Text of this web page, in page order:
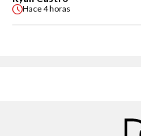
Hace4 horas